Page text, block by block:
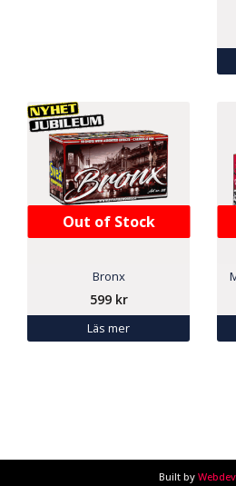
Out of Stock
Bronx
599 kr
Läs mer
Built by